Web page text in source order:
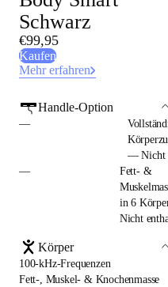
Schwarz
€99,95
Kaufen
Mehr erfahren
Handle-Option
—
— Nicht
—
Fett- &
in 6
Nicht
Körper
100-kHz-Frequenzen
Fett-, Muskel- & Knochenmasse